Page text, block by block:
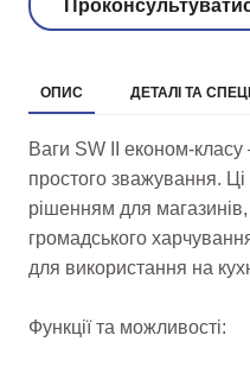
ОПИС ДЕТАЛІ ТА
Ваги SW II економ-
простого зважування.
рішенням для магазинів,
громадського
для використання на
Функції та можливості: